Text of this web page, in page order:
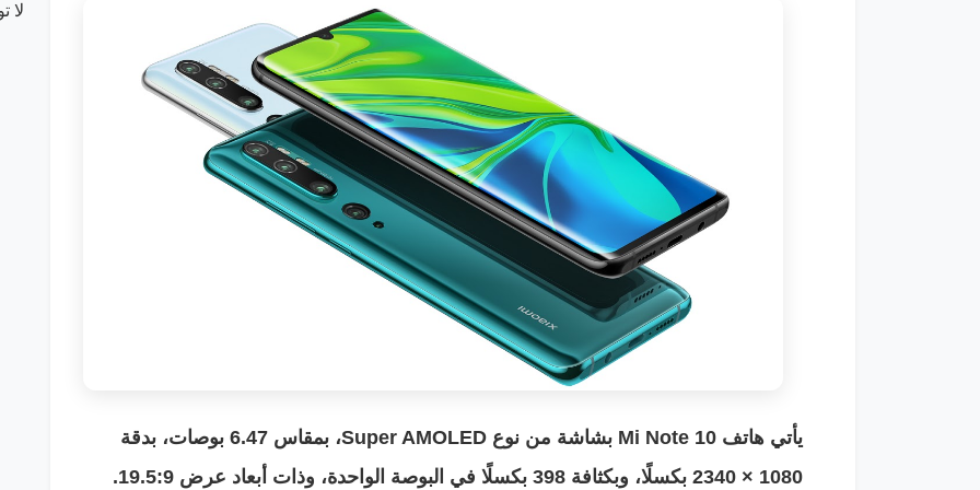
يأتي هاتف Mi Note 10 بشاشة من نوع Super AMOLED، بمقاس 6.47 بوصات، بدقة
1080 × 2340 بكسلًا، وبكثافة 398 بكسلًا في البوصة الواحدة، وذات أبعاد عرض 19.5:9.
لا